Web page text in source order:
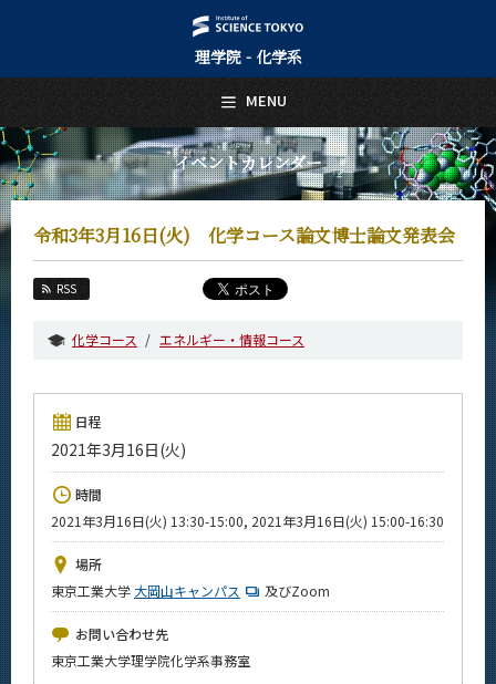
理学院 - 化学系
イベントカレンダー
令和3年3月16日(火) 化学コース論文博士論文発表会
RSS
化学コース エネルギー・情報コース
日程
2021年3月16日(火)
時間
2021年3月16日(火) 13:30-15:00, 2021年3月16日(火) 15:00-16:30
場所
東京工業大学 大岡山キャンパス 及びZoom
お問い合わせ先
東京工業大学理学院化学系事務室
MENU
日本語 English
トップページ
Top Page
化学系について
About Us
Education
入学案内
Admissions
化学系 News
イベントカレンダー
Event Calendar
今後のイベント
今後の課程別イベント